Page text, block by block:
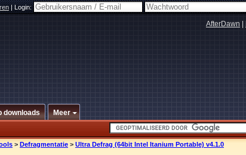
|Login:
AfterDawn
downloads Meer
> Defragmentatie > Ultra Defrag (64bit Intel Itanium Portable) v4.1.0